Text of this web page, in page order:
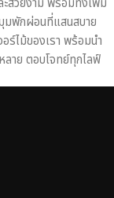
ะสวยงาม พร้อมทั้งเพิ่ม
มพักผ่อนที่แสนสบาย
ร์ไม้ของเรา พร้อมนำ
าย ตอบโจทย์ทุกไลฟ์
ะท้อนถึงรสนิยมและ